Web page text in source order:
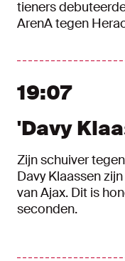
tieners
ArenA tegen
19:07
'Davy
Zijn schuiver
Davy Klaassen
van Ajax. Dit is
seconden.